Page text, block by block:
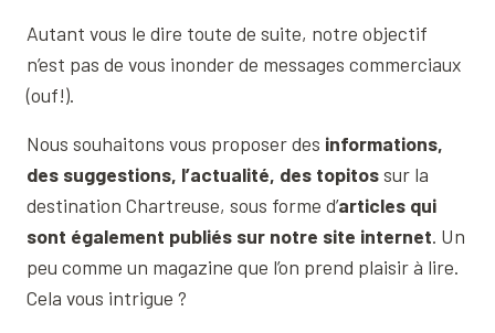
Autant vous le dire toute de suite, notre objectif
n’est pas de vous inonder de messages commerciaux
(ouf!).
Nous souhaitons vous proposer des informations,
des suggestions, l’actualité, des topitossur la
destination Chartreuse, sous forme d’articles qui
sont également publiés sur notre site internet. Un
peu comme un magazine que l’on prend plaisir à lire.
Cela vous intrigue ?